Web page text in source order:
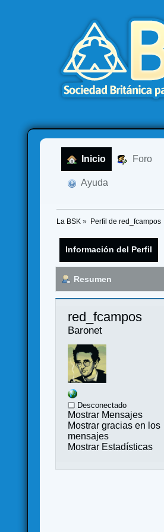
Inicio Foro
Ayuda
La BSK » Perfil de red_fcampos
Información del Perfil
Resumen
red_fcampos
Baronet
Desconectado
Mostrar Mensajes
Mostrar gracias en los
mensajes
Mostrar Estadísticas